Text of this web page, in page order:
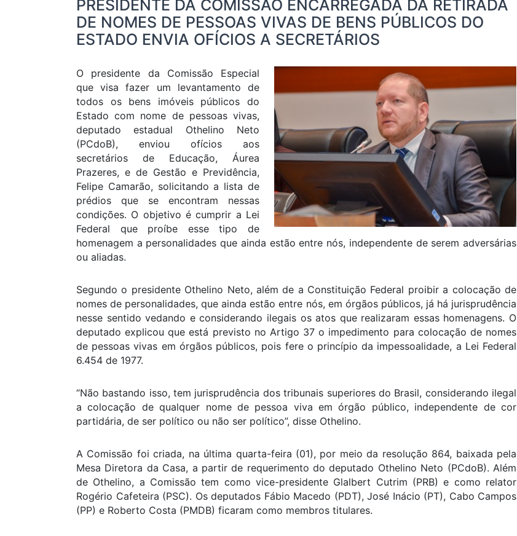
PRESIDENTE DA COMISSÃO ENCARREGADA DA RETIRADA
DE NOMES DE PESSOAS VIVAS DE BENS PÚBLICOS DO
ESTADO ENVIA OFÍCIOS A SECRETÁRIOS
O presidente da Comissão Especial
que visa fazer um levantamento de
todos os bens imóveis públicos do
Estado com nome de pessoas vivas,
deputado estadual Othelino Neto
(PCdoB), enviou ofícios aos
secretários de Educação, Áurea
Prazeres, e de Gestão e Previdência,
Felipe Camarão, solicitando a lista de
prédios que se encontram nessas
condições. O objetivo é cumprir a Lei
Federal que proíbe esse tipo de
homenagem a personalidades que ainda estão entre nós, independente de serem adversárias
ou aliadas.
Segundo o presidente Othelino Neto, além de a Constituição Federal proibir a colocação de
nomes de personalidades, que ainda estão entre nós, em órgãos públicos, já há jurisprudência
nesse sentido vedando e considerando ilegais os atos que realizaram essas homenagens. O
deputado explicou que está previsto no Artigo 37 o impedimento para colocação de nomes
de pessoas vivas em órgãos públicos, pois fere o princípio da impessoalidade, a Lei Federal
6.454 de 1977.
“Não bastando isso, tem jurisprudência dos tribunais superiores do Brasil, considerando ilegal
a colocação de qualquer nome de pessoa viva em órgão público, independente de cor
partidária, de ser político ou não ser político”, disse Othelino.
A Comissão foi criada, na última quarta-feira (01), por meio da resolução 864, baixada pela
Mesa Diretora da Casa, a partir de requerimento do deputado Othelino Neto (PCdoB). Além
de Othelino, a Comissão tem como vice-presidente Glalbert Cutrim (PRB) e como relator
Rogério Cafeteira (PSC). Os deputados Fábio Macedo (PDT), José Inácio (PT), Cabo Campos
(PP) e Roberto Costa (PMDB) ficaram como membros titulares.